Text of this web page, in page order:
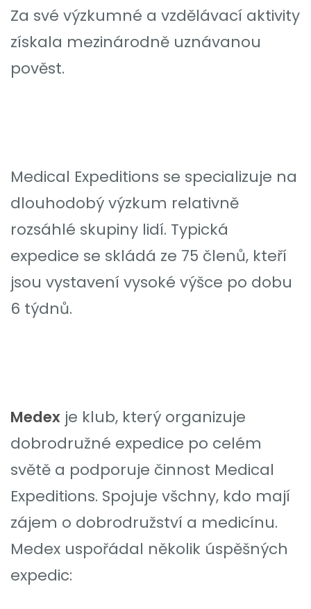
Za své výzkumné a vzdělávací aktivity
získala mezinárodně uznávanou
pověst.
Medical Expeditions se specializuje na
dlouhodobý výzkum relativně
rozsáhlé skupiny lidí. Typická
expedice se skládá ze 75 členů, kteří
jsou vystavení vysoké výšce po dobu
6 týdnů.
Medex je klub, který organizuje
dobrodružné expedice po celém
světě a podporuje činnost Medical
Expeditions. Spojuje všchny, kdo mají
zájem o dobrodružství a medicínu.
Medex uspořádal několik úspěšných
expedic: